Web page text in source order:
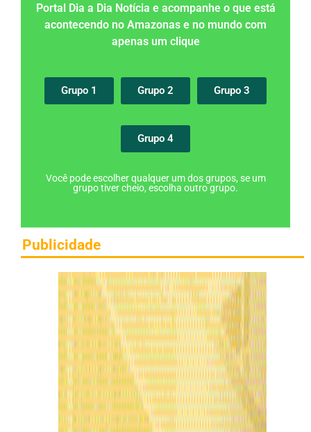
Portal Dia a Dia Notícia e acompanhe o que está
acontecendo no Amazonas e no mundo com
apenas um clique
Grupo 1 Grupo 2 Grupo 3
Grupo 4
Você pode escolher qualquer um dos grupos, se um
grupo tiver cheio, escolha outro grupo.
Publicidade